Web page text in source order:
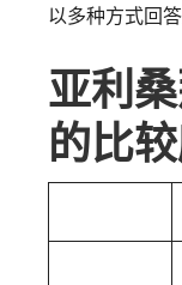
以多种方式回答
亚利
的比